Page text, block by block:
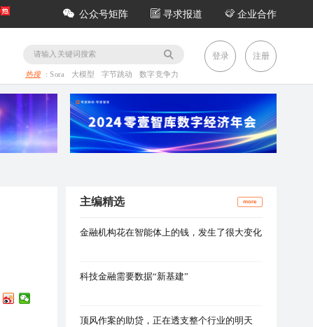
公众号矩阵 寻求报道 企业合作
热搜 :Sora 大模型 字节跳动 数字竞争力
登录 注册
主编精选 more
金融机构花在智能体上的钱，发生了很大变化
科技金融需要数据“新基建”
顶风作案的助贷，正在透支整个行业的明天